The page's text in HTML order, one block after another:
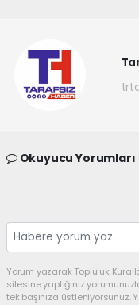
Okuyucu Yorumları
Yorum yazarak Topluluk
sitesine yaptığınız
tek başınıza